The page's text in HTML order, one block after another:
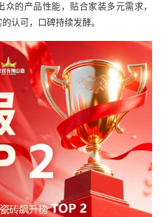
的产品性能，贴合家装多元需求，
认可，口碑持续发酵。